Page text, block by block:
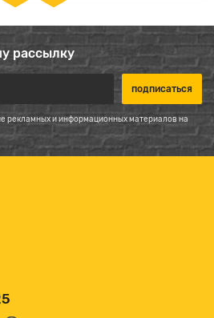
рассылку
рекламных и информационных материалов на